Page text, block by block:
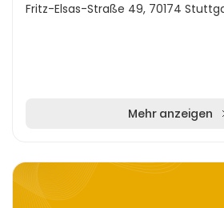
Fritz-Elsas-Straße 49, 70174
Mehr anzeigen